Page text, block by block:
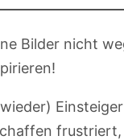
Bilder nicht
frustriert,